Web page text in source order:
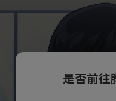
是否前往